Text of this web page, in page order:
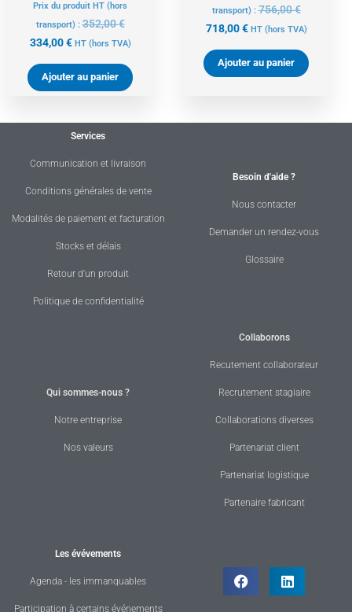
Prix du produit HT (hors
transport) :352,00€
334,00€ HT (hors TVA)
Ajouter au panier
transport) :756,00€
718,00€ HT (hors TVA)
Ajouter au panier
Services
Communication et livraison
Conditions générales de vente
Modalités de paiement et facturation
Stocks et délais
Retour d'un produit
Politique de confidentialité
Besoin d'aide ?
Nous contacter
Demander un rendez-vous
Glossaire
Qui sommes-nous ?
Notre entreprise
Nos valeurs
Collaborons
Recutement collaborateur
Recrutement stagiaire
Collaborations diverses
Partenariat client
Partenariat logistique
Partenaire fabricant
Les évévements
Agenda - les immanquables
Participation à certains événements